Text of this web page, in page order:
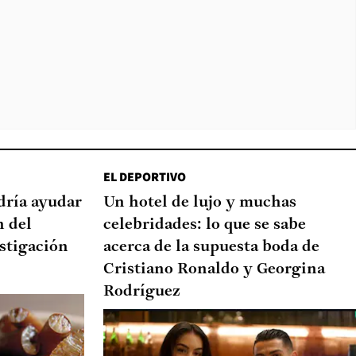
ayudar
del
EL DEPORTIVO
Un hotel de lujo y muchas
celebridades: lo que se sabe
acerca de la supuesta boda de
Cristiano Ronaldo y Georgina
Rodríguez